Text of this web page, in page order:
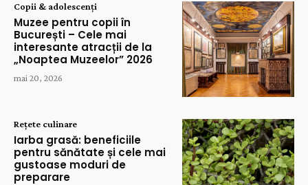
Copii & adolescenți
Muzee pentru copii în
București – Cele mai
interesante atracții de la
„Noaptea Muzeelor” 2026
mai 20, 2026
Rețete culinare
Iarba grasă: beneficiile
pentru sănătate și cele mai
gustoase moduri de
preparare